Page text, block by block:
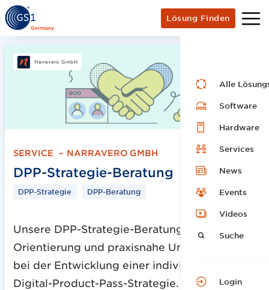
Lösung Finden
Alle
Software
Hardware
Services
News
Events
Videos
Suche
Login
Narravero GmbH
SERVICE – NARRAVERO GMBH
DPP-Strategie-Beratung
DPP-Strategie DPP-Beratung
Unsere DPP-Strategie-Beratung bietet
Orientierung und praxisnahe Unterstützung
bei der Entwicklung einer individuellen
Digital-Product-Pass-Strategie.